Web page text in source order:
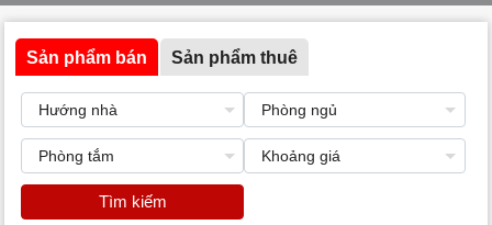
Sản phẩm bán Sản phẩm thuê
Tìm kiếm